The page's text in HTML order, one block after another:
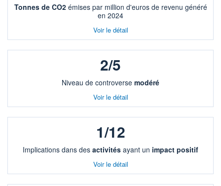
Tonnes de CO2émises par million d'euros de revenu généré
en 2024
Voir le détail
2/5
Niveau de controverse modéré
Voir le détail
1/12
Implications dans des activités ayant un impact positif
Voir le détail